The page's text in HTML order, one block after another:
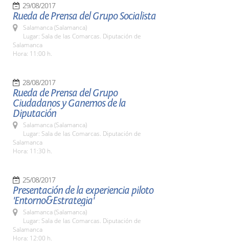
29/08/2017
Rueda de Prensa del Grupo Socialista
Salamanca (Salamanca)
Lugar: Sala de las Comarcas. Diputación de
Salamanca
Hora: 11:00 h.
28/08/2017
Rueda de Prensa del Grupo
Ciudadanos y Ganemos de la
Diputación
Salamanca (Salamanca)
Lugar: Sala de las Comarcas. Diputación de
Salamanca
Hora: 11:30 h.
25/08/2017
Presentación de la experiencia piloto
'Entorno&Estrategia'
Salamanca (Salamanca)
Lugar: Sala de las Comarcas. Diputación de
Salamanca
Hora: 12:00 h.